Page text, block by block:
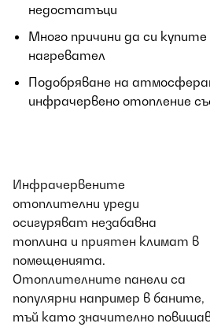
недостатъци
Много причини да си
нагревател
Подобряване на
инфрачервено отопление
Инфрачервените
отоплителни уреди
осигуряват незабавна
топлина и приятен климат в
помещенията.
Отоплителните панели са
популярни например в баните,
тъй като значително